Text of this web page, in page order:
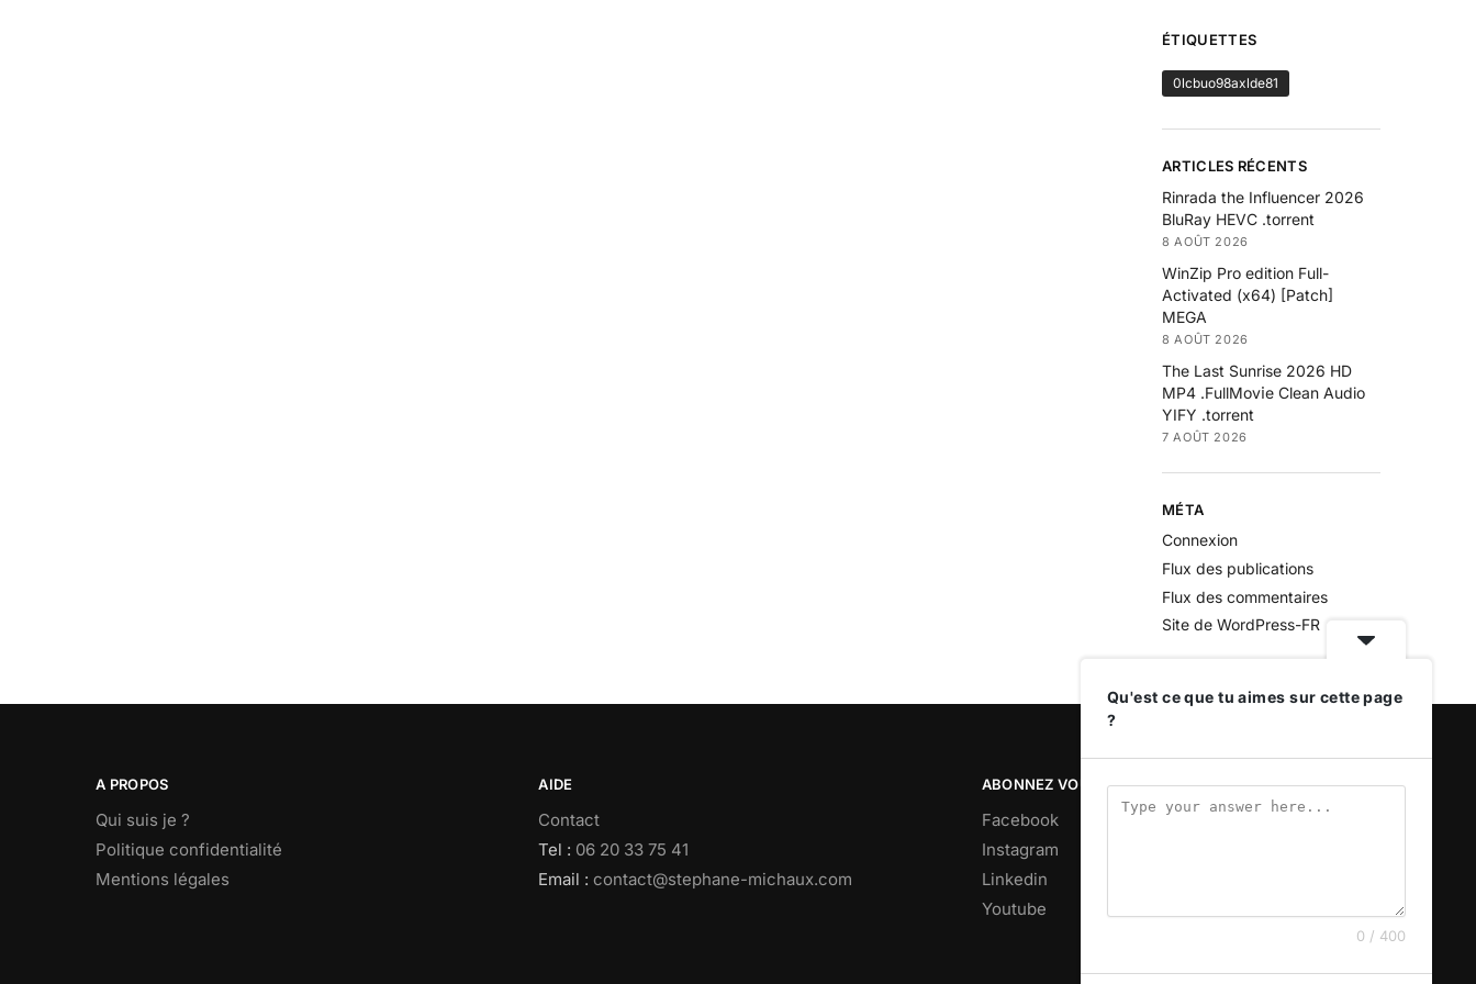
ÉTIQUETTES
0lcbuo98axlde81
ARTICLES RÉCENTS
Rinrada the Influencer 2026
BluRay HEVC .torrent
8 AOÛT 2026
WinZip Pro edition Full-
Activated (x64) [Patch]
MEGA
8 AOÛT 2026
The Last Sunrise 2026 HD
MP4 .FullMov𝗂e Clean Audio
YIFY .torrent
7 AOÛT 2026
MÉTA
Connexion
Flux des publications
Flux des commentaires
Site de WordPress-FR
A PROPOS
Qui suis je ?
Politique confidentialité
Mentions légales
AIDE
Contact
Tel : 06 20 33 75 41
Email :contact@stephane-michaux.com
ABONNEZ VOUS
Facebook
Instagram
Linkedin
Youtube
Qu'est ce que tu aimes sur cette page
?
0 / 400